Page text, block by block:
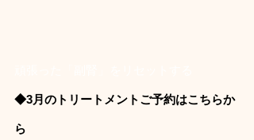
◆3月のトリートメントご予約はこちらか
ら